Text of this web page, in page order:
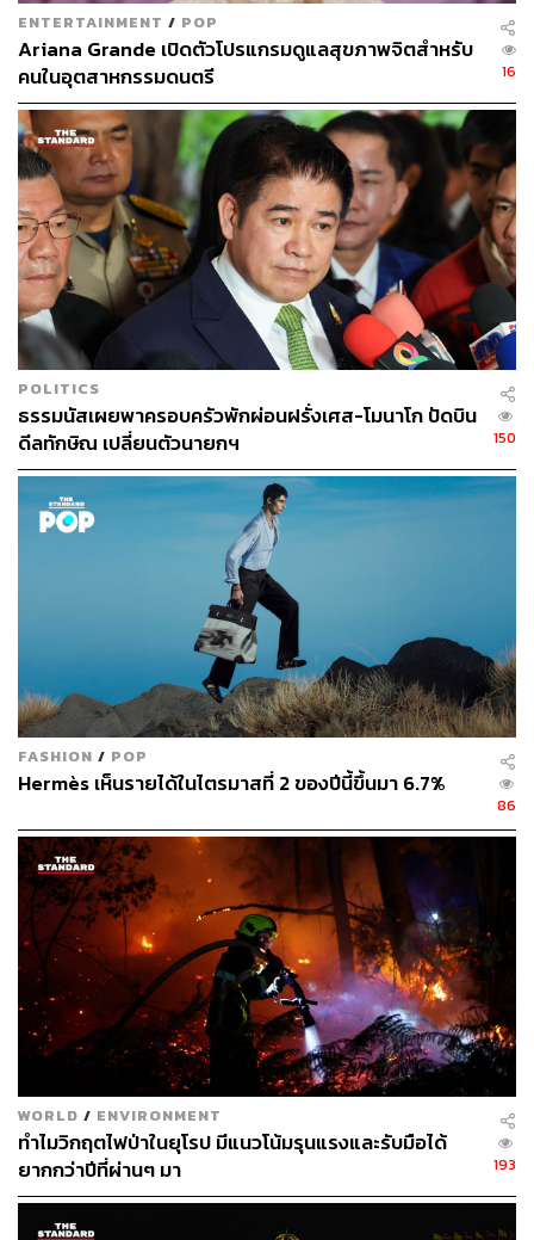
ENTERTAINMENT / POP
Ariana Grande เปิดตัวโปรแกรมดูแลสุขภาพจิตสำหรับ
คนในอุตสาหกรรมดนตรี
16
POLITICS
ธรรมนัสเผยพาครอบครัวพักผ่อนฝรั่งเศส-โมนาโก ปัดบิน
ดีลทักษิณ เปลี่ยนตัวนายกฯ
150
FASHION / POP
Hermès เห็นรายได้ในไตรมาสที่ 2 ของปีนี้ขึ้นมา 6.7%
86
WORLD / ENVIRONMENT
ทำไมวิกฤตไฟป่าในยุโรป มีแนวโน้มรุนแรงและรับมือได้
ยากกว่าปีที่ผ่านๆ มา
193